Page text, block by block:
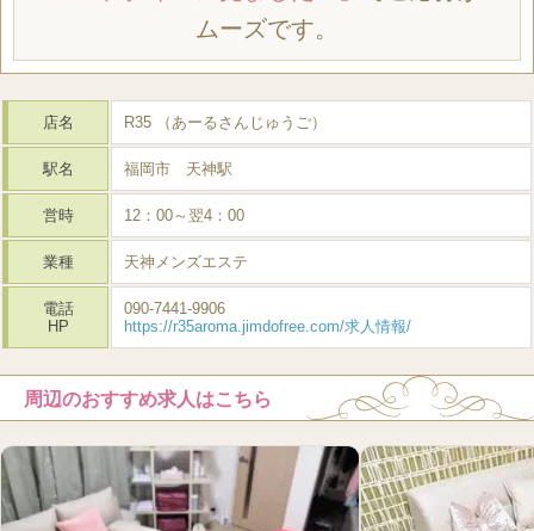
ムーズです。
店名 R35 （あーるさんじゅうご）
駅名 福岡市 天神駅
営時 12：00～翌4：00
業種 天神メンズエステ
電話
HP
090-7441-9906
https://r35aroma.jimdofree.com/求人情報/
周辺のおすすめ求人はこちら